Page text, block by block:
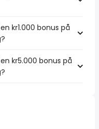
kr1.000 bonus på
kr5.000 bonus på